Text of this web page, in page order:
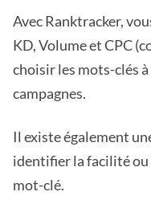
Avec Ranktracker,
KD, Volume et CPC
choisir les mots-clés
campagnes.
Il existe également
identifier la facilité
mot-clé.